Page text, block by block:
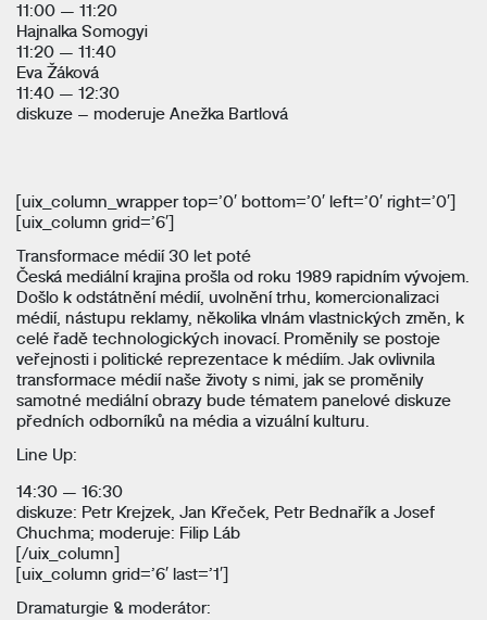
11:00 — 11:20
Hajnalka Somogyi
11:20 — 11:40
Eva Žáková
11:40 — 12:30
diskuze – moderuje Anežka Bartlová
[uix_column_wrapper top=’0′ bottom=’0′ left=’0′ right=’0′]
[uix_column grid=’6′]
Transformace médií 30 let poté
Česká mediální krajina prošla od roku 1989 rapidním vývojem.
Došlo k odstátnění médií, uvolnění trhu, komercionalizaci
médií, nástupu reklamy, několika vlnám vlastnických změn, k
celé řadě technologických inovací. Proměnily se postoje
veřejnosti i politické reprezentace k médiím. Jak ovlivnila
transformace médií naše životy s nimi, jak se proměnily
samotné mediální obrazy bude tématem panelové diskuze
předních odborníků na média a vizuální kulturu.
Line Up:
14:30 — 16:30
diskuze: Petr Krejzek, Jan Křeček, Petr Bednařík a Josef
Chuchma; moderuje: Filip Láb
[/uix_column]
[uix_column grid=’6′ last=’1′]
Dramaturgie & moderátor: